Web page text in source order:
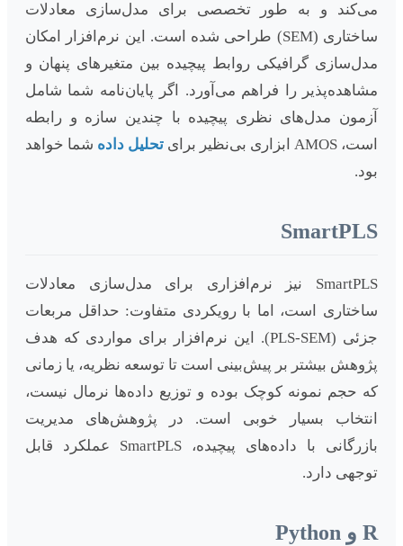
می‌کند و به طور تخصصی برای مدل‌سازی معادلات
ساختاری (SEM) طراحی شده است. این نرم‌افزار امکان
مدل‌سازی گرافیکی روابط پیچیده بین متغیرهای پنهان و
مشاهده‌پذیر را فراهم می‌آورد. اگر پایان‌نامه شما شامل
آزمون مدل‌های نظری پیچیده با چندین سازه و رابطه
است، AMOS ابزاری بی‌نظیر برای
تحلیل داده شما خواهد
بود.
SmartPLS
SmartPLS نیز نرم‌افزاری برای مدل‌سازی معادلات
ساختاری است، اما با رویکردی متفاوت: حداقل مربعات
جزئی (PLS-SEM). این نرم‌افزار برای مواردی که هدف
پژوهش بیشتر بر پیش‌بینی است تا توسعه نظریه، یا زمانی
که حجم نمونه کوچک بوده و توزیع داده‌ها نرمال نیست،
انتخاب بسیار خوبی است. در پژوهش‌های مدیریت
بازرگانی با داده‌های پیچیده، SmartPLS عملکرد قابل
توجهی دارد.
R و Python